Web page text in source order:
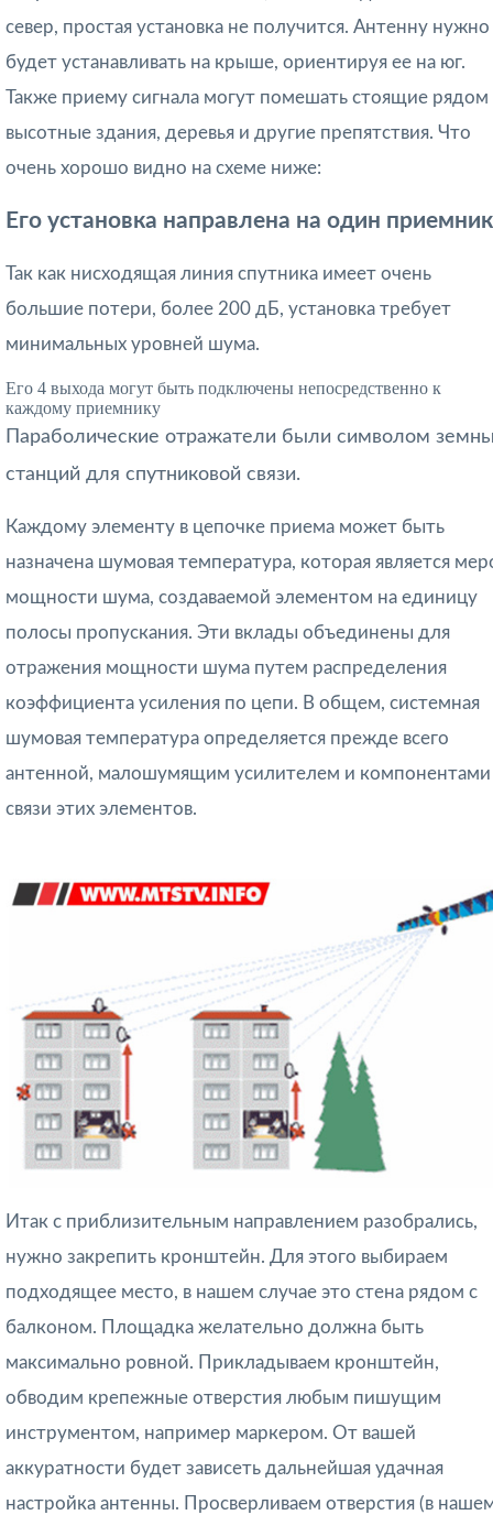
север, простая установка не получится. Антенну нужно
будет устанавливать на крыше, ориентируя ее на юг.
Также приему сигнала могут помешать стоящие рядом
высотные здания, деревья и другие препятствия. Что
очень хорошо видно на схеме ниже:
Его установка направлена ​​на один приемник
Так как нисходящая линия спутника имеет очень
большие потери, более 200 дБ, установка требует
минимальных уровней шума.
Его 4 выхода могут быть подключены непосредственно к
каждому приемнику
Параболические отражатели были символом
станций для спутниковой связи.
Каждому элементу в цепочке приема может быть
назначена шумовая температура, которая является
мощности шума, создаваемой элементом на единицу
полосы пропускания. Эти вклады объединены для
отражения мощности шума путем распределения
коэффициента усиления по цепи. В общем, системная
шумовая температура определяется прежде всего
антенной, малошумящим усилителем и компонентами
связи этих элементов.
Итак с приблизительным направлением разобрались,
нужно закрепить кронштейн. Для этого выбираем
подходящее место, в нашем случае это стена рядом с
балконом. Площадка желательно должна быть
максимально ровной. Прикладываем кронштейн,
обводим крепежные отверстия любым пишущим
инструментом, например маркером. От вашей
аккуратности будет зависеть дальнейшая удачная
настройка антенны. Просверливаем отверстия (в